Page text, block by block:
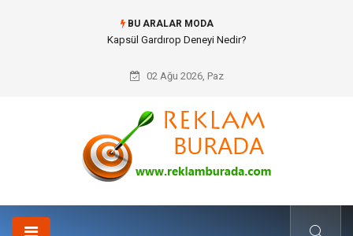
BU ARALAR MODA
Kapsül Gardırop Deneyi Nedir?
02 Ağu 2026, Paz